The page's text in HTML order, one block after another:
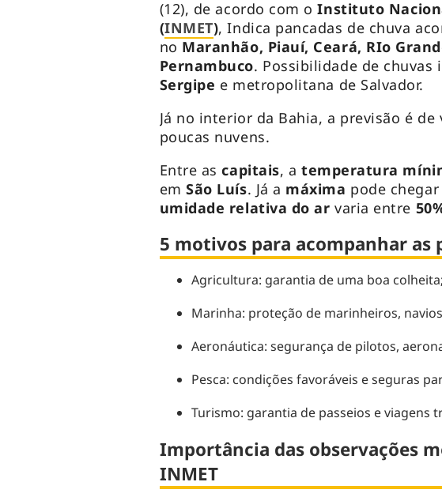
(12), de acordo com oInstituto
(INMET), Indica pancadas de chuva
no Maranhão, Piauí, Ceará, RIo
Pernambuco. Possibilidade de chuvas
Sergipe e metropolitana de Salvador.
Já no interior da Bahia, a previsão é
poucas nuvens.
Entre ascapitais, a temperatura
emSão Luís. Já a máxima pode
umidade relativa do arvaria entre
5 motivos para acompanhar as
Agricultura: garantia de uma boa colheita;
Marinha: proteção de marinheiros,
Aeronáutica: segurança de pilotos,
Pesca: condições favoráveis e seguras
Turismo: garantia de passeios e viagens
Importância das observações
INMET